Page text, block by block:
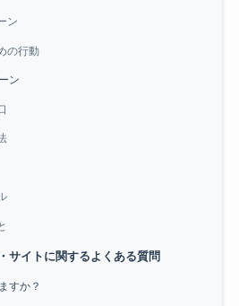
ン
の行動
ン
サイトに関するよくある質問
すか？